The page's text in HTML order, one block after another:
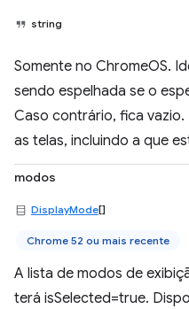
string
Somente no ChromeOS.
sendo espelhada se o
Caso contrário, fica
as telas, incluindo a que
modos
DisplayMode[]
Chrome 52 ou mais recente
A lista de modos de
terá isSelected=true.